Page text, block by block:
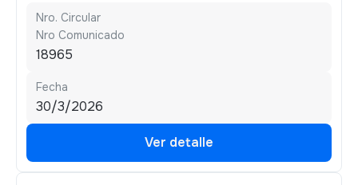
Nro. Circular
Nro Comunicado
18965
Fecha
30/3/2026
Ver detalle